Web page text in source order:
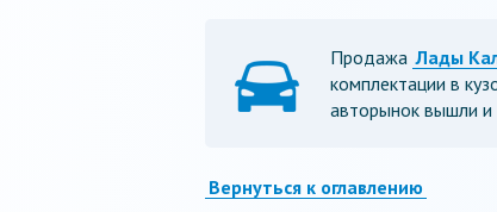
Продажа Лады
комплектации в
авторынок вышли и
Вернуться к оглавлению